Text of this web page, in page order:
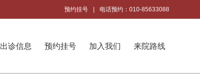
电话预约：010-85633088
预约挂号
出诊信息 预约挂号 加入我们 来院路线